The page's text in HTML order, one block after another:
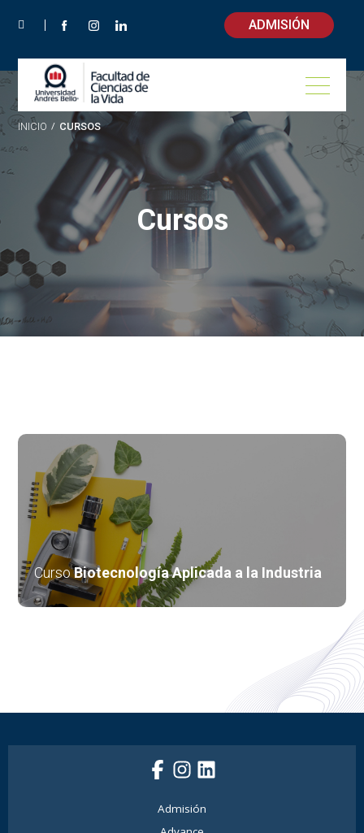
ADMISIÓN
INICIO / CURSOS
Cursos
CursoBiotecnología Aplicada a la Industria